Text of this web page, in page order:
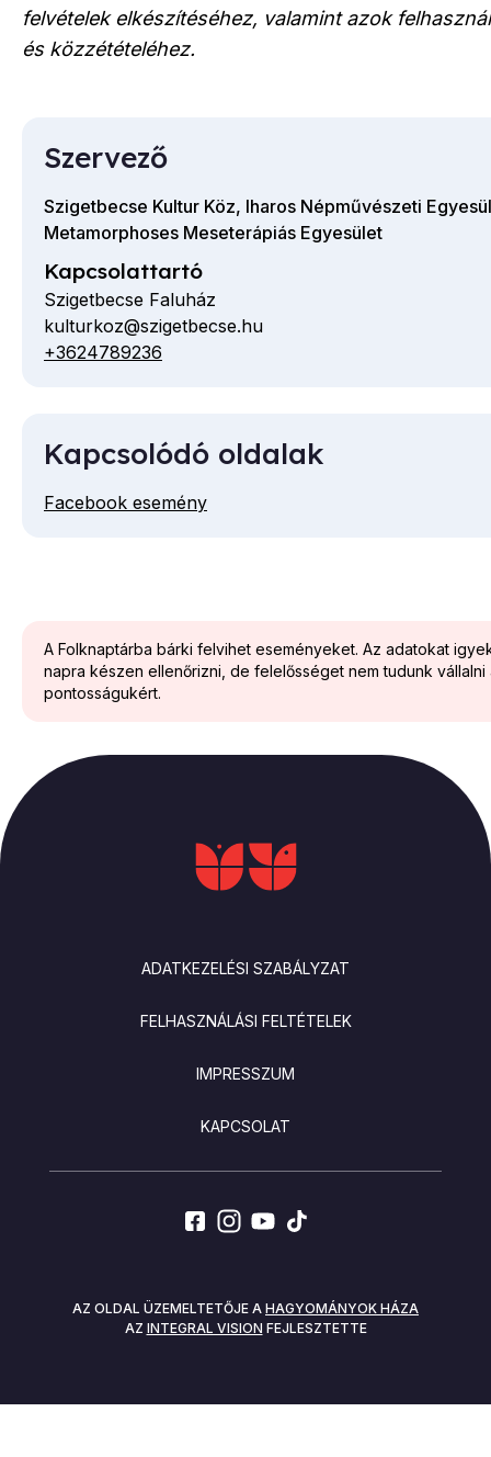
felvételek elkészítéséhez, valamint azok
és közzétételéhez.
A Folknaptárba bárki felvihet eseményeket. Az adatokat
napra készen ellenőrizni, de felelősséget nem tudunk vállalni
pontosságukért.
Szervező
Szigetbecse Kultur Köz, Iharos Népművészeti
Metamorphoses Meseterápiás Egyesület
Kapcsolattartó
Szigetbecse Faluház
E-
mail
kulturkoz@szigetbecse.hu
Telefon
+3624789236
Kapcsolódó oldalak
Facebook esemény
ADATKEZELÉSI SZABÁLYZAT
FELHASZNÁLÁSI FELTÉTELEK
IMPRESSZUM
KAPCSOLAT
SOCIALS
AZ OLDAL ÜZEMELTETŐJE A HAGYOMÁNYOK HÁZA
AZ INTEGRAL VISION FEJLESZTETTE